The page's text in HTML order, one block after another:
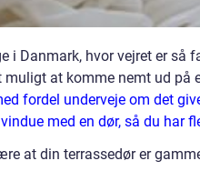
i Danmark, hvor vejret er så
muligt at komme nemt ud på
fordel underveje om det
med en dør, så du har
at din terrassedør er